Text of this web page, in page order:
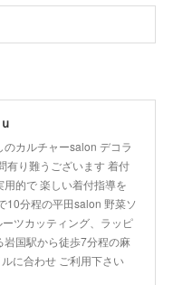
カルチャーsalon デコラ
有り難うございます 着付
的で 楽しい着付指導を
10分程の平田salon 野菜ソ
ツカッティング、ラッピ
国駅から徒歩7分程の麻
に合わせ ご利用下さい